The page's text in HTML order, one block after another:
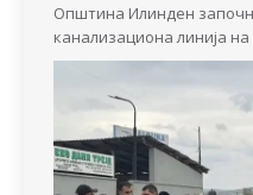
Општина Илинден
канализациона линија